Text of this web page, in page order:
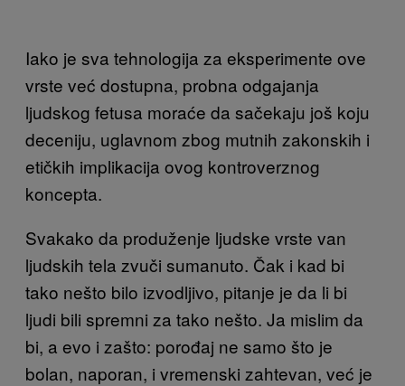
Iako je sva tehnologija za eksperimente ove
vrste već dostupna, probna odgajanja
ljudskog fetusa moraće da sačekaju još koju
deceniju, uglavnom zbog mutnih zakonskih i
etičkih implikacija ovog kontroverznog
koncepta.
Svakako da produženje ljudske vrste van
ljudskih tela zvuči sumanuto. Čak i kad bi
tako nešto bilo izvodljivo, pitanje je da li bi
ljudi bili spremni za tako nešto. Ja mislim da
bi, a evo i zašto: porođaj ne samo što je
bolan, naporan, i vremenski zahtevan, već je